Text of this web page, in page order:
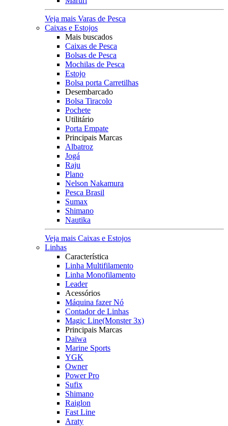
Veja mais Varas de Pesca
Caixas e Estojos
Mais buscados
Caixas de Pesca
Bolsas de Pesca
Mochilas de Pesca
Estojo
Bolsa porta Carretilhas
Desembarcado
Bolsa Tiracolo
Pochete
Utilitário
Porta Empate
Principais Marcas
Albatroz
Jogá
Raju
Plano
Nelson Nakamura
Pesca Brasil
Sumax
Shimano
Nautika
Veja mais Caixas e Estojos
Linhas
Característica
Linha Multifilamento
Linha Monofilamento
Leader
Acessórios
Máquina fazer Nó
Contador de Linhas
Magic Line(Monster 3x)
Principais Marcas
Daiwa
Marine Sports
YGK
Owner
Power Pro
Sufix
Shimano
Raiglon
Fast Line
Araty